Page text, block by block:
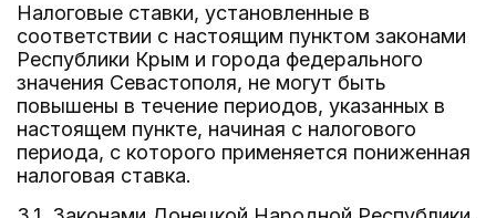
Налоговые ставки, установленные в
соответствии с настоящим пунктом законами
Республики Крым и города федерального
значения Севастополя, не могут быть
повышены в течение периодов, указанных в
настоящем пункте, начиная с налогового
периода, с которого применяется пониженная
налоговая ставка.